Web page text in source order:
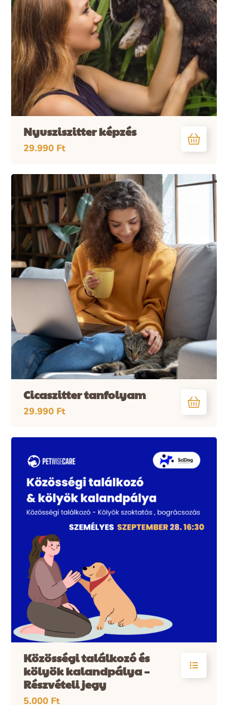
Nyusziszitter képzés
29.990 Ft
Cicaszitter tanfolyam
29.990 Ft
Közösségi találkozó és
kölyök kalandpálya –
Részvételi jegy
5.000 Ft